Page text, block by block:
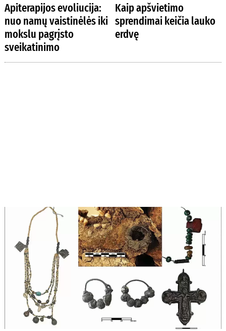
Apiterapijos evoliucija:
nuo namų vaistinėlės iki
mokslu pagrįsto
sveikatinimo
Kaip apšvietimo
sprendimai keičia lauko
erdvę